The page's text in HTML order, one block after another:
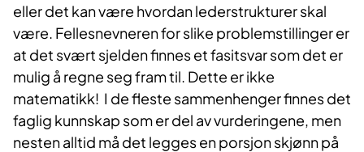
eller det kan være hvordan lederstrukturer skal
være. Fellesnevneren for slike problemstillinger er
at det svært sjelden finnes et fasitsvar som det er
mulig å regne seg fram til. Dette er ikke
matematikk! I de fleste sammenhenger finnes det
faglig kunnskap som er del av vurderingene, men
nesten alltid må det legges en porsjon skjønn på